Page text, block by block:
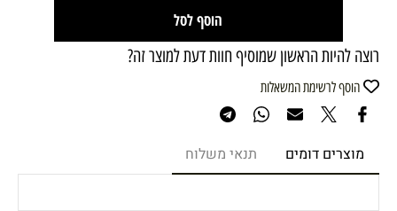
הוסף לסל
רוצה להיות הראשון שמוסיף חוות דעת למוצר זה?
הוסף לרשימת המשאלות
מוצרים דומים תנאי משלוח